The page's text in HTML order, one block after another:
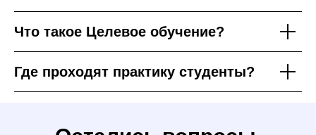
Что такое Целевое обучение?
Где проходят практику студенты?